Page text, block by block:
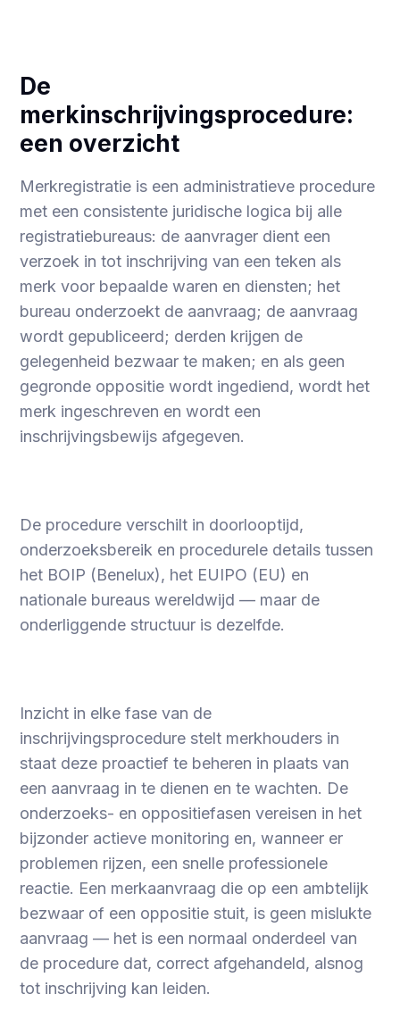
De
merkinschrijvingsprocedure:
een overzicht
Merkregistratie is een administratieve procedure
met een consistente juridische logica bij alle
registratiebureaus: de aanvrager dient een
verzoek in tot inschrijving van een teken als
merk voor bepaalde waren en diensten; het
bureau onderzoekt de aanvraag; de aanvraag
wordt gepubliceerd; derden krijgen de
gelegenheid bezwaar te maken; en als geen
gegronde oppositie wordt ingediend, wordt het
merk ingeschreven en wordt een
inschrijvingsbewijs afgegeven.
De procedure verschilt in doorlooptijd,
onderzoeksbereik en procedurele details tussen
het BOIP (Benelux), het EUIPO (EU) en
nationale bureaus wereldwijd — maar de
onderliggende structuur is dezelfde.
Inzicht in elke fase van de
inschrijvingsprocedure stelt merkhouders in
staat deze proactief te beheren in plaats van
een aanvraag in te dienen en te wachten. De
onderzoeks- en oppositiefasen vereisen in het
bijzonder actieve monitoring en, wanneer er
problemen rijzen, een snelle professionele
reactie. Een merkaanvraag die op een ambtelijk
bezwaar of een oppositie stuit, is geen mislukte
aanvraag — het is een normaal onderdeel van
de procedure dat, correct afgehandeld, alsnog
tot inschrijving kan leiden.